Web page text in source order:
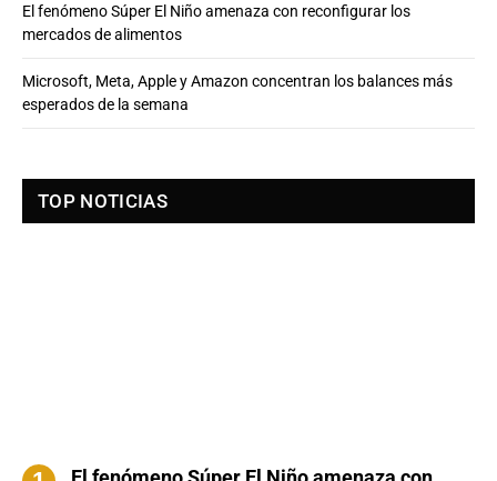
El fenómeno Súper El Niño amenaza con reconfigurar los
mercados de alimentos
Microsoft, Meta, Apple y Amazon concentran los balances más
esperados de la semana
TOP NOTICIAS